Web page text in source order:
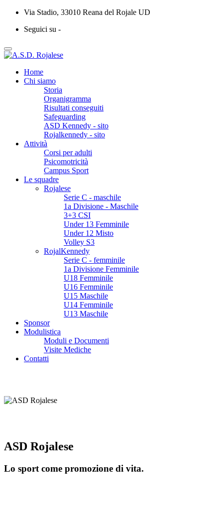
Via Stadio, 33010 Reana del Rojale UD
Seguici su -
Home
Chi siamo
Storia
Organigramma
Risultati conseguiti
Safeguarding
ASD Kennedy - sito
Rojalkennedy - sito
Attività
Corsi per adulti
Psicomotricità
Campus Sport
Le squadre
Rojalese
Serie C - maschile
1a Divisione - Maschile
3+3 CSI
Under 13 Femminile
Under 12 Misto
Volley S3
RojalKennedy
Serie C - femminile
1a Divisione Femminile
U18 Femminile
U16 Femminile
U15 Maschile
U14 Femminile
U13 Maschile
Sponsor
Modulistica
Moduli e Documenti
Visite Mediche
Contatti
ASD Rojalese
Lo sport come promozione di vita.